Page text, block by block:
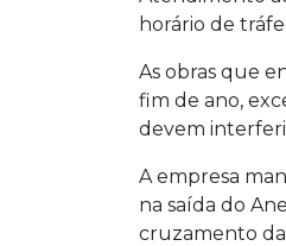
horário de
As obras que
fim de ano,
devem
A empresa
na saída do
cruzamento